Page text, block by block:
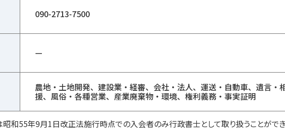
090-2713-7500
—
農地・土地開発、建設業・経審、会社・法人、運送・自動車、遺言
援、風俗・各種営業、産業廃棄物・環境、権利義務・事実証明
昭和55年9月1日改正法施行時点での入会者のみ行政書士として取り扱うことができ